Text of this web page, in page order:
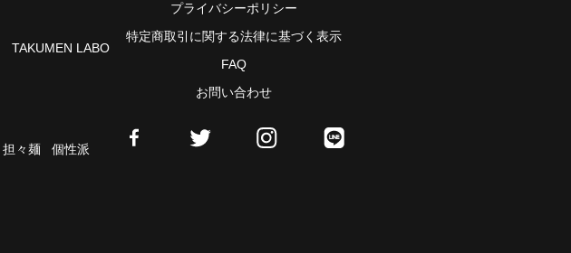
TAKUMEN LABO
担々麺
個性派
プライバシーポリシー
特定商取引に関する法律に基づく表示
FAQ
お問い合わせ